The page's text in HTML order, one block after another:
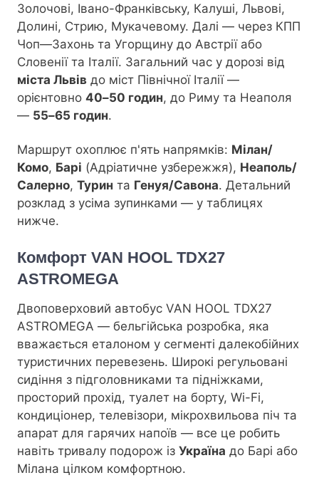
Золочові, Івано-Франківську, Калуші, Львові,
Долині, Стрию, Мукачевому. Далі — через КПП
Чоп—Захонь та Угорщину до Австрії або
Словенії та Італії. Загальний час у дорозі від
міста Львів до міст Північної Італії —
орієнтовно 40–50 годин, до Риму та Неаполя
— 55–65 годин.
Маршрут охоплює п'ять напрямків: Мілан/
Комо, Барі (Адріатичне узбережжя), Неаполь/
Салерно, Турин та Генуя/Савона. Детальний
розклад з усіма зупинками — у таблицях
нижче.
Комфорт VAN HOOL TDX27
ASTROMEGA
Двоповерховий автобус VAN HOOL TDX27
ASTROMEGA — бельгійська розробка, яка
вважається еталоном у сегменті далекобійних
туристичних перевезень. Широкі регульовані
сидіння з підголовниками та підніжками,
просторий прохід, туалет на борту, Wi-Fi,
кондиціонер, телевізори, мікрохвильова піч та
апарат для гарячих напоїв — все це робить
навіть тривалу подорож із Україна до Барі або
Мілана цілком комфортною.